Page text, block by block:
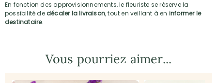
En fonction des approvisionnements, le fleuriste se réserve la
possibilité de décaler la livraison, tout en veillant à en informer le
destinataire.
Vous pourriez aimer...